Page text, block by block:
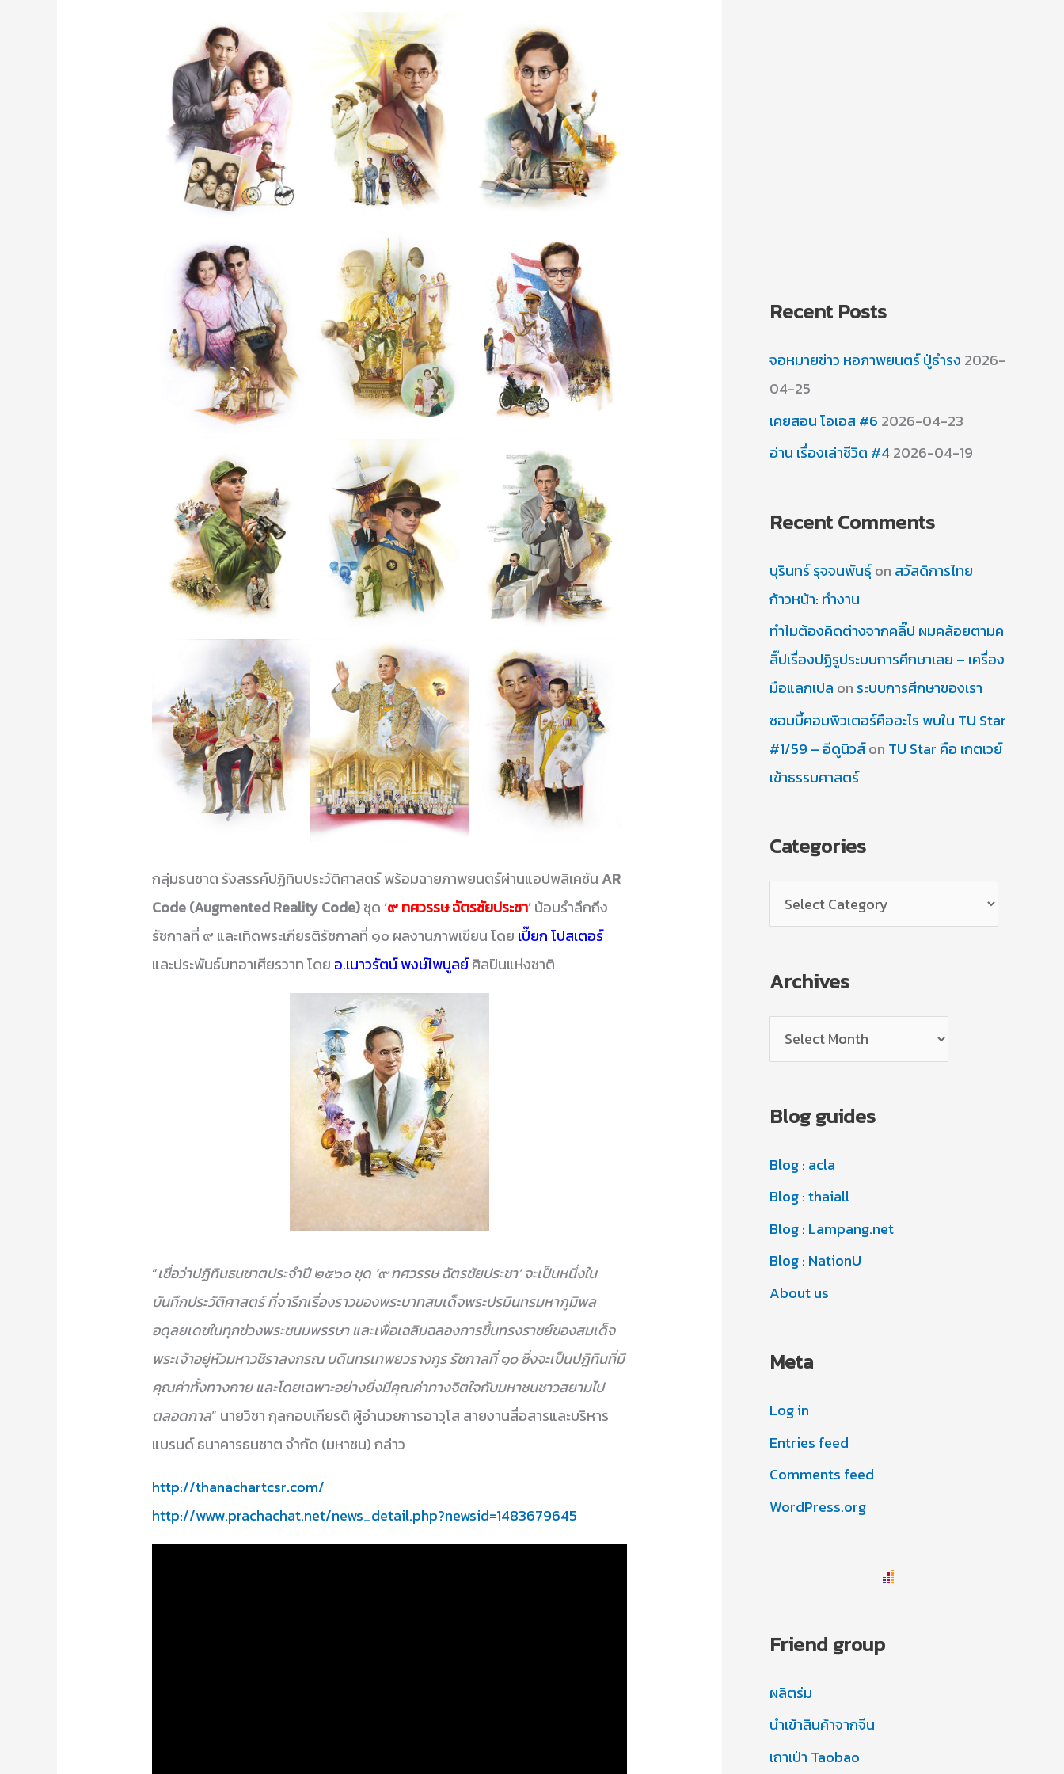
กลุ่มธนชาต รังสรรค์ปฏิทินประวัติศาสตร์ พร้อมฉายภาพยนตร์ผ่านแอปพลิเคชัน AR
Code (Augmented Reality Code)ชุด ‘๙ ทศวรรษ ฉัตรชัยประชา’ น้อมรำลึกถึง
รัชกาลที่ ๙ และเทิดพระเกียรติรัชกาลที่ ๑๐ ผลงานภาพเขียน โดย เปี๊ยก โปสเตอร์
และประพันธ์บทอาเศียรวาท โดย อ.เนาวรัตน์ พงษ์ไพบูลย์ศิลปินแห่งชาติ
“เชื่อว่าปฏิทินธนชาตประจำปี ๒๕๖๐ ชุด ‘๙ ทศวรรษ ฉัตรชัยประชา’ จะเป็นหนึ่งใน
บันทึกประวัติศาสตร์ ที่จารึกเรื่องราวของพระบาทสมเด็จพระปรมินทรมหาภูมิพล
อดุลยเดชในทุกช่วงพระชนมพรรษา และเพื่อเฉลิมฉลองการขึ้นทรงราชย์ของสมเด็จ
พระเจ้าอยู่หัวมหาวชิราลงกรณ บดินทรเทพยวรางกูร รัชกาลที่ ๑๐ ซึ่งจะเป็นปฏิทินที่มี
คุณค่าทั้งทางกาย และโดยเฉพาะอย่างยิ่งมีคุณค่าทางจิตใจกับมหาชนชาวสยามไป
ตลอดกาล” นายวิชา กุลกอบเกียรติ ผู้อำนวยการอาวุโส สายงานสื่อสารและบริหาร
แบรนด์ ธนาคารธนชาต จำกัด (มหาชน) กล่าว
http://thanachartcsr.com/
http://www.prachachat.net/news_detail.php?newsid=1483679645
Recent Posts
จอหมายข่าว หอภาพยนตร์ ปู่ธำรง 2026-
04-25
เคยสอน โอเอส #6 2026-04-23
อ่าน เรื่องเล่าชีวิต #42026-04-19
Recent Comments
บุรินทร์ รุจจนพันธุ์on สวัสดิการไทย
ก้าวหน้า: ทำงาน
ทำไมต้องคิดต่างจากคลิ๊ป ผมคล้อยตามค
ลิ๊ปเรื่องปฏิรูประบบการศึกษาเลย – เครื่อง
มือแลกเปล on ระบบการศึกษาของเรา
ซอมบี้คอมพิวเตอร์คืออะไร พบใน TU Star
#1/59 – อีดูนิวส์on TU Star คือ เกตเวย์
เข้าธรรมศาสตร์
Categories
a
e
r
e
Archives
r
h
v
e
s
Blog guides
Blog : acla
Blog : thaiall
Blog : Lampang.net
Blog : NationU
About us
Meta
Log in
Entries feed
Comments feed
WordPress.org
Friend group
ผลิตร่ม
นำเข้าสินค้าจากจีน
เถาเป่า Taobao